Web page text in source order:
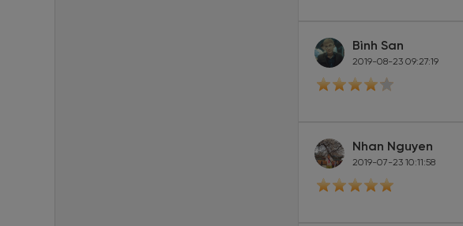
Bình San
2019-08-23 09:27:19
Nhan Nguyen
2019-07-23 10:11:58